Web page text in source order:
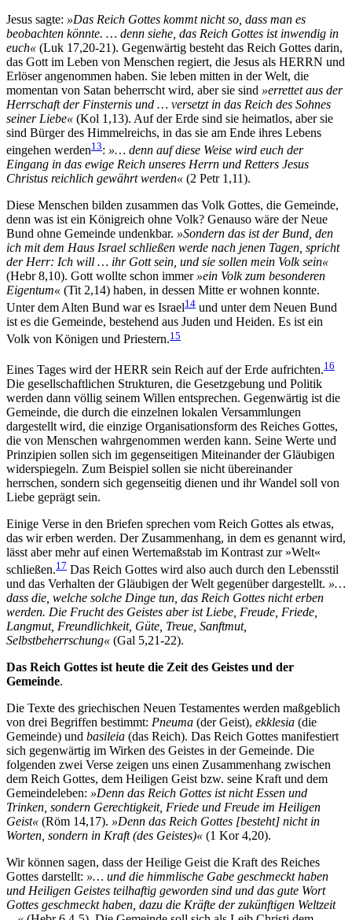
Jesus sagte: »Das Reich Gottes kommt nicht so, dass man es
beobachten könnte. … denn siehe, das Reich Gottes ist inwendig in
euch« (Luk 17,20-21). Gegenwärtig besteht das Reich Gottes darin,
das Gott im Leben von Menschen regiert, die Jesus als HERRN und
Erlöser angenommen haben. Sie leben mitten in der Welt, die
momentan von Satan beherrscht wird, aber sie sind »errettet aus der
Herrschaft der Finsternis und … versetzt in das Reich des Sohnes
seiner Liebe« (Kol 1,13). Auf der Erde sind sie heimatlos, aber sie
sind Bürger des Himmelreichs, in das sie am Ende ihres Lebens
eingehen werden13: »… denn auf diese Weise wird euch der
Eingang in das ewige Reich unseres Herrn und Retters Jesus
Christus reichlich gewährt werden« (2 Petr 1,11).
Diese Menschen bilden zusammen das Volk Gottes, die Gemeinde,
denn was ist ein Königreich ohne Volk? Genauso wäre der Neue
Bund ohne Gemeinde undenkbar. »Sondern das ist der Bund, den
ich mit dem Haus Israel schließen werde nach jenen Tagen, spricht
der Herr: Ich will … ihr Gott sein, und sie sollen mein Volk sein«
(Hebr 8,10). Gott wollte schon immer »ein Volk zum besonderen
Eigentum« (Tit 2,14) haben, in dessen Mitte er wohnen konnte.
Unter dem Alten Bund war es Israel14 und unter dem Neuen Bund
ist es die Gemeinde, bestehend aus Juden und Heiden. Es ist ein
Volk von Königen und Priestern.15
Eines Tages wird der HERR sein Reich auf der Erde aufrichten.16
Die gesellschaftlichen Strukturen, die Gesetzgebung und Politik
werden dann völlig seinem Willen entsprechen. Gegenwärtig ist die
Gemeinde, die durch die einzelnen lokalen Versammlungen
dargestellt wird, die einzige Organisationsform des Reiches Gottes,
die von Menschen wahrgenommen werden kann. Seine Werte und
Prinzipien sollen sich im gegenseitigen Miteinander der Gläubigen
widerspiegeln. Zum Beispiel sollen sie nicht übereinander
herrschen, sondern sich gegenseitig dienen und ihr Wandel soll von
Liebe geprägt sein.
Einige Verse in den Briefen sprechen vom Reich Gottes als etwas,
das wir erben werden. Der Zusammenhang, in dem es genannt wird,
lässt aber mehr auf einen Wertemaßstab im Kontrast zur »Welt«
schließen.17 Das Reich Gottes wird also auch durch den Lebensstil
und das Verhalten der Gläubigen der Welt gegenüber dargestellt. »…
dass die, welche solche Dinge tun, das Reich Gottes nicht erben
werden. Die Frucht des Geistes aber ist Liebe, Freude, Friede,
Langmut, Freundlichkeit, Güte, Treue, Sanftmut,
Selbstbeherrschung« (Gal 5,21-22).
Das Reich Gottes ist heute die Zeit des Geistes und der
Gemeinde.
Die Texte des griechischen Neuen Testamentes werden maßgeblich
von drei Begriffen bestimmt: Pneuma (der Geist), ekklesia (die
Gemeinde) und basileia (das Reich). Das Reich Gottes manifestiert
sich gegenwärtig im Wirken des Geistes in der Gemeinde. Die
folgenden zwei Verse zeigen uns einen Zusammenhang zwischen
dem Reich Gottes, dem Heiligen Geist bzw. seine Kraft und dem
Gemeindeleben: »Denn das Reich Gottes ist nicht Essen und
Trinken, sondern Gerechtigkeit, Friede und Freude im Heiligen
Geist« (Röm 14,17). »Denn das Reich Gottes [besteht] nicht in
Worten, sondern in Kraft (des Geistes)« (1 Kor 4,20).
Wir können sagen, dass der Heilige Geist die Kraft des Reiches
Gottes darstellt: »… und die himmlische Gabe geschmeckt haben
und Heiligen Geistes teilhaftig geworden sind und das gute Wort
Gottes geschmeckt haben, dazu die Kräfte der zukünftigen Weltzeit